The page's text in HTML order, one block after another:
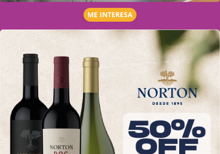
ME INTERESA